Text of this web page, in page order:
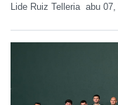
Lide Ruiz Telleria abu 07,